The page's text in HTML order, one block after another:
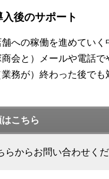
入後のサポート
舗への稼働を進めてい
会と）メールや電話で
業務が）終わった後で
こちら
からお問い合わせくだ